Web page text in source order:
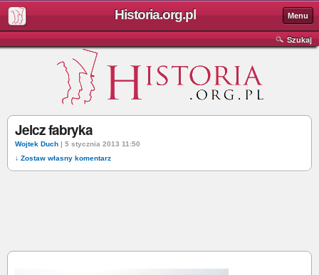
Historia.org.pl Menu
Szukaj
Jelcz fabryka
Wojtek Duch | 5 stycznia 2013 11:50
↓ Zostaw własny komentarz